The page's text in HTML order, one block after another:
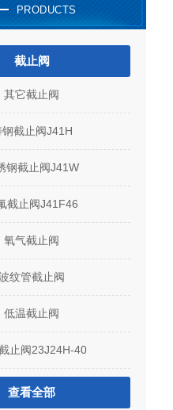
PRODUCTS
截止阀
其它截止阀
钢截止阀J41H
钢截止阀J41W
截止阀J41F46
氧气截止阀
纹管截止阀
低温截止阀
止阀23J24H-40
查看全部